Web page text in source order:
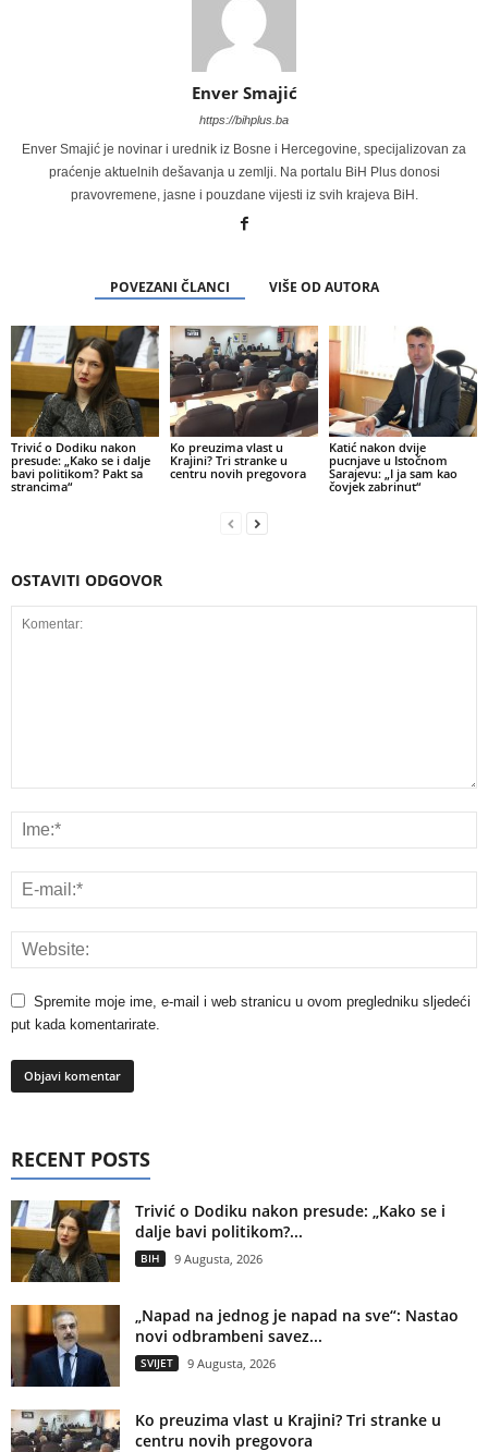
Enver Smajić
https://bihplus.ba
Enver Smajić je novinar i urednik iz Bosne i Hercegovine, specijalizovan za
praćenje aktuelnih dešavanja u zemlji. Na portalu BiH Plus donosi
pravovremene, jasne i pouzdane vijesti iz svih krajeva BiH.
POVEZANI ČLANCI VIŠE OD AUTORA
Trivić o Dodiku nakon
presude: „Kako se i dalje
bavi politikom? Pakt sa
strancima“
Ko preuzima vlast u
Krajini? Tri stranke u
centru novih pregovora
Katić nakon dvije
pucnjave u Istočnom
Sarajevu: „I ja sam kao
čovjek zabrinut“
OSTAVITI ODGOVOR
Spremite moje ime, e-mail i web stranicu u ovom pregledniku sljedeći
put kada komentarirate.
RECENT POSTS
Trivić o Dodiku nakon presude: „Kako se i
dalje bavi politikom?...
BIH 9 Augusta, 2026
„Napad na jednog je napad na sve“: Nastao
novi odbrambeni savez...
SVIJET 9 Augusta, 2026
Ko preuzima vlast u Krajini? Tri stranke u
centru novih pregovora